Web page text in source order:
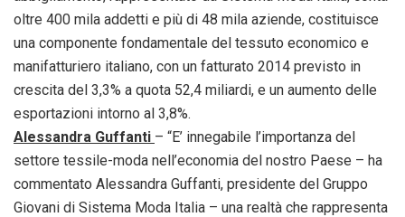
oltre 400 mila addetti e più di 48 mila aziende, costituisce
una componente fondamentale del tessuto economico e
manifatturiero italiano, con un fatturato 2014 previsto in
crescita del 3,3% a quota 52,4 miliardi, e un aumento delle
esportazioni intorno al 3,8%.
Alessandra Guffanti – “E’ innegabile l’importanza del
settore tessile-moda nell’economia del nostro Paese – ha
commentato Alessandra Guffanti, presidente del Gruppo
Giovani di Sistema Moda Italia – una realtà che rappresenta